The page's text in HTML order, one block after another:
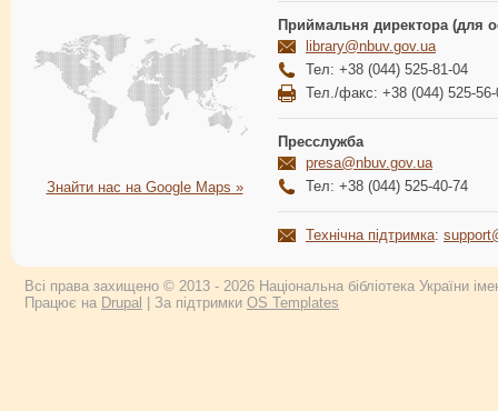
Знайти нас на Google Maps »
Приймальня директора (для
library@nbuv.gov.ua
Тел: +38 (044) 525-81-04
Тел./факс: +38 (044) 525-56-
Пресслужба
presa@nbuv.gov.ua
Тел: +38 (044) 525-40-74
Технічна підтримка:
Всі права захищено © 2013 - 2026 Національна бібліотека України
Працює на Drupal | За підтримки OS Templates